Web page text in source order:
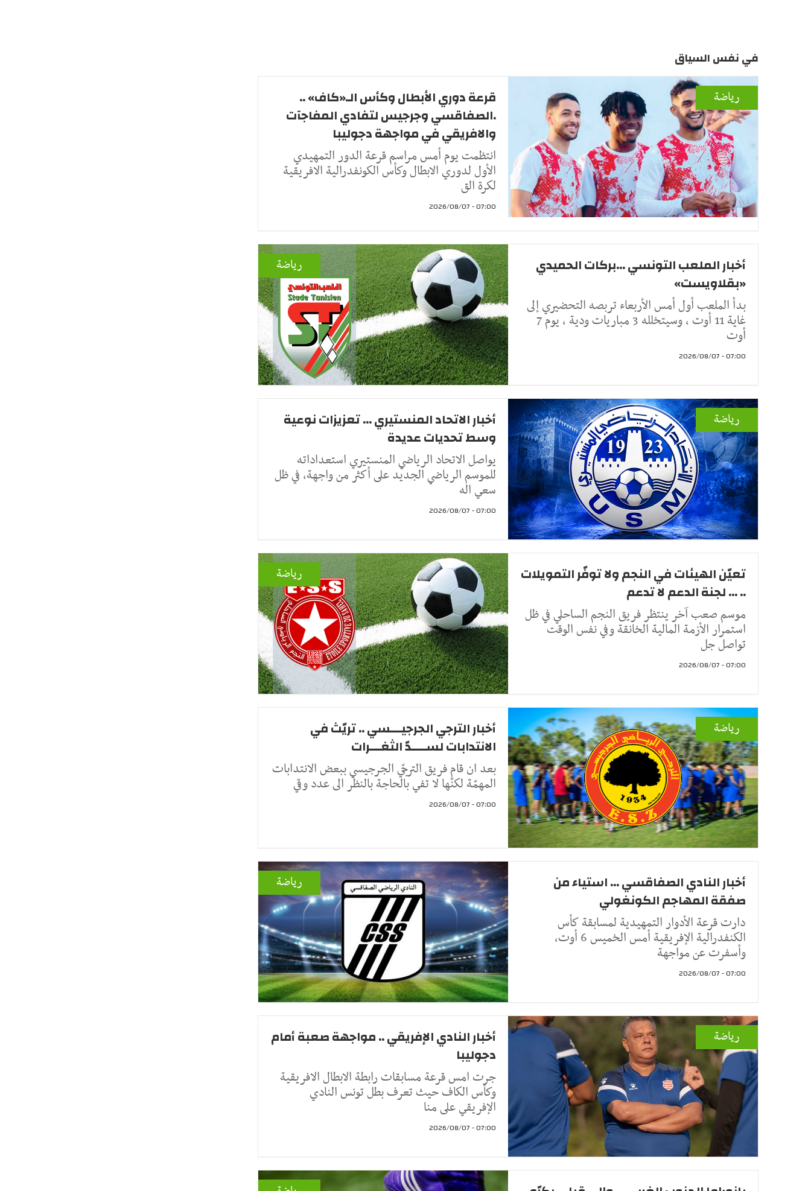
في نفس السياق
رياضة
قرعة دوري الأبطال وكأس الـ«كاف» ..
.الصفاقسي وجرجيس لتفادي المفاجآت
والافريقي في مواجهة دجوليبا
انتظمت يوم أمس مراسم قرعة الدور التمهيدي
الأول لدوري الابطال وكأس الكونفدرالية الافريقية
لكرة الق
07:00 - 2026/08/07
رياضة
أخبار الملعب التونسي ...بركات الحميدي
«بقلاويست»
بدأ الملعب أول أمس الأربعاء تربصه التحضيري إلى
غاية 11 أوت ، وسيتخلله 3 مباريات ودية ، يوم 7
أوت
07:00 - 2026/08/07
رياضة
أخبار الاتحاد المنستيري ... تعزيزات نوعية
وسط تحديات عديدة
يواصل الاتحاد الرياضي المنستيري استعداداته
للموسم الرياضي الجديد على أكثر من واجهة، في ظل
سعي اله
07:00 - 2026/08/07
رياضة
تعيّن الهيئات في النجم ولا توفّر التمويلات
.. ... لجنة الدعم لا تدعم
موسم صعب آخر ينتظر فريق النجم الساحلي في ظل
استمرار الأزمة المالية الخانقة وفي نفس الوقت
تواصل جل
07:00 - 2026/08/07
رياضة
أخبار الترجي الجرجيـــسي .. تريّث في
الانتدابات لســــدّ الثغـــرات
بعد ان قام فريق الترجّي الجرجيسي ببعض الانتدابات
المهمّة لكنّها لا تفي بالحاجة بالنظر الى عدد وقي
07:00 - 2026/08/07
رياضة
أخبار النادي الصفاقسي ... استياء من
صفقة المهاجم الكونغولي
دارت قرعة الأدوار التمهيدية لمسابقة كأس
الكنفدرالية الإفريقية أمس الخميس 6 أوت،
وأسفرت عن مواجهة
07:00 - 2026/08/07
رياضة
أخبار النادي الإفريقي .. مواجهة صعبة أمام
دجوليبا
جرت امس قرعة مسابقات رابطة الابطال الافريقية
وكأس الكاف حيث تعرف بطل تونس النادي
الإفريقي على منا
07:00 - 2026/08/07